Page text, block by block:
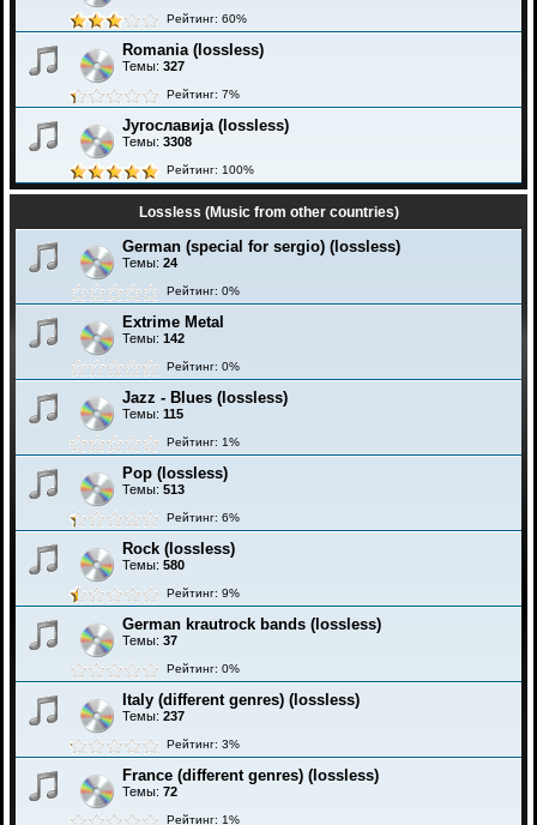
Рейтинг: 60%
Romania (lossless)
Темы: 327
Рейтинг: 7%
Југославија (lossless)
Темы: 3308
Рейтинг: 100%
Lossless (Music from other countries)
German (special for sergio) (lossless)
Темы: 24
Рейтинг: 0%
Extrime Metal
Темы: 142
Рейтинг: 0%
Jazz - Blues (lossless)
Темы: 115
Рейтинг: 1%
Pop (lossless)
Темы: 513
Рейтинг: 6%
Rock (lossless)
Темы: 580
Рейтинг: 9%
German krautrock bands (lossless)
Темы: 37
Рейтинг: 0%
Italy (different genres) (lossless)
Темы: 237
Рейтинг: 3%
France (different genres) (lossless)
Темы: 72
Рейтинг: 1%